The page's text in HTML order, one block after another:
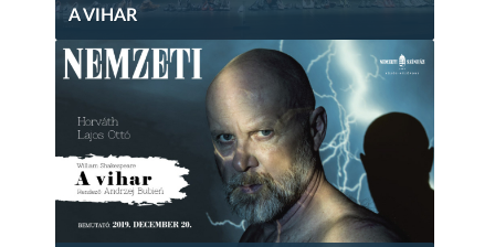
A VIHAR